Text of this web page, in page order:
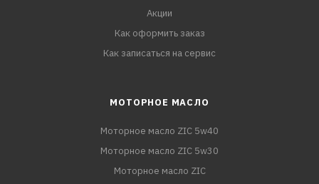
Акции
Как оформить заказ
Как записаться на сервис
МОТОРНОЕ МАСЛО
Моторное масло ZIC 5w40
Моторное масло ZIC 5w30
Моторное масло ZIC